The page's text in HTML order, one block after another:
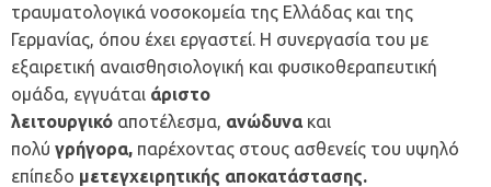
τραυματολογικά νοσοκομεία της Ελλάδας και της
Γερμανίας, όπου έχει εργαστεί. Η συνεργασία του με
εξαιρετική αναισθησιολογική και φυσικοθεραπευτική
ομάδα, εγγυάται άριστο
λειτουργικό αποτέλεσμα, ανώδυνακαι
πολύ γρήγορα, παρέχοντας στους ασθενείς του υψηλό
επίπεδο μετεγχειρητικής αποκατάστασης.